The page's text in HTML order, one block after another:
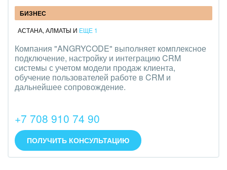
БИЗНЕС
АСТАНА, АЛМАТЫ И ЕЩЕ 1
Компания "ANGRYCODE" выполняет комплексное
подключение, настройку и интеграцию CRM
системы с учетом модели продаж клиента,
обучение пользователей работе в CRM и
дальнейшее сопровождение.
+7 708 910 74 90
ПОЛУЧИТЬ КОНСУЛЬТАЦИЮ